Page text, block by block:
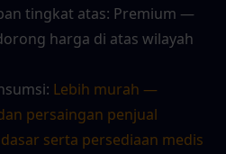
tingkat atas: Premium —
harga di atas wilayah
Lebih murah —
persaingan penjual
serta persediaan medis